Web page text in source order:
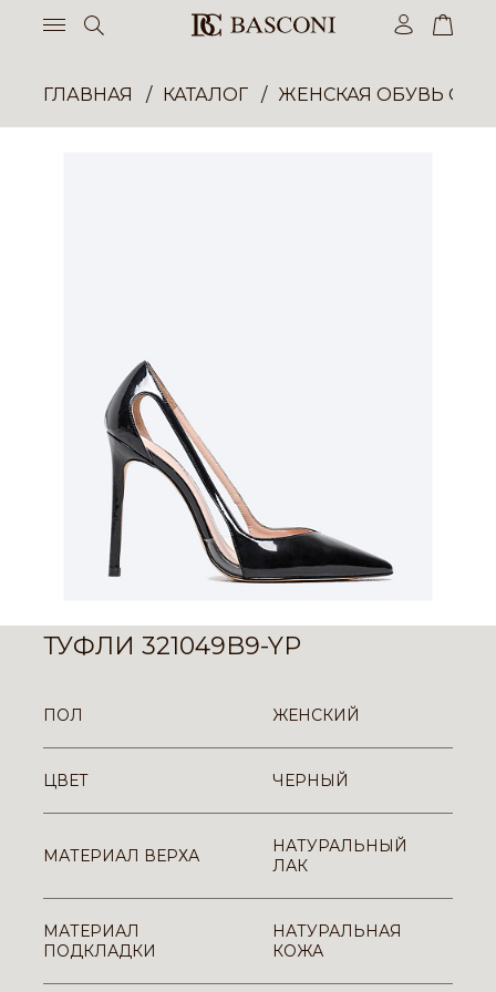
ГЛАВНАЯ КАТАЛОГ ЖЕНСКАЯ ОБУВЬ
ТУФЛИ 321049B9-YP
ПОЛ ЖЕНСКИЙ
ЦВЕТ ЧЕРНЫЙ
МАТЕРИАЛ ВЕРХА
НАТУРАЛЬНЫЙ
ЛАК
МАТЕРИАЛ
ПОДКЛАДКИ
НАТУРАЛЬНАЯ
КОЖА